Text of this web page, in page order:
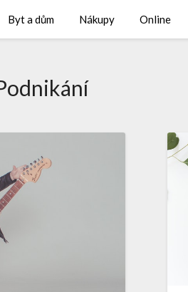
Byt a dům Nákupy Online